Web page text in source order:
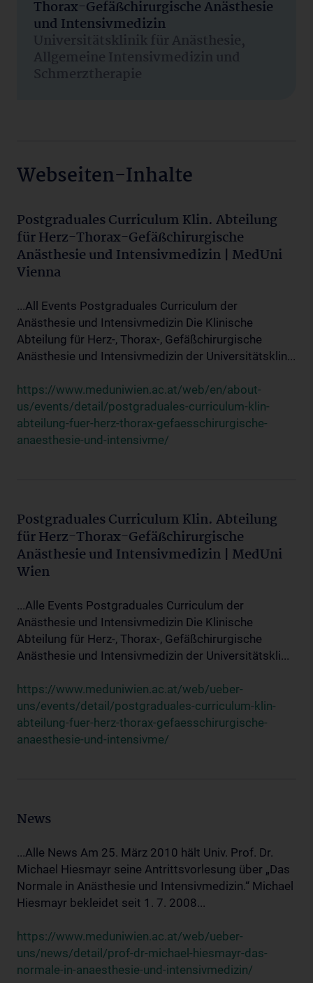
Thorax-Gefäßchirurgische Anästhesie
und Intensivmedizin
Universitätsklinik für Anästhesie,
Allgemeine Intensivmedizin und
Schmerztherapie
Webseiten-Inhalte
Postgraduales Curriculum Klin. Abteilung
für Herz-Thorax-Gefäßchirurgische
Anästhesie und Intensivmedizin | MedUni
Vienna
...All Events Postgraduales Curriculum der
Anästhesie und Intensivmedizin Die Klinische
Abteilung für Herz-, Thorax-, Gefäßchirurgische
Anästhesie und Intensivmedizin der Universitätsklin...
https://www.meduniwien.ac.at/web/en/about-
us/events/detail/postgraduales-curriculum-klin-
abteilung-fuer-herz-thorax-gefaesschirurgische-
anaesthesie-und-intensivme/
Postgraduales Curriculum Klin. Abteilung
für Herz-Thorax-Gefäßchirurgische
Anästhesie und Intensivmedizin | MedUni
Wien
...Alle Events Postgraduales Curriculum der
Anästhesie und Intensivmedizin Die Klinische
Abteilung für Herz-, Thorax-, Gefäßchirurgische
Anästhesie und Intensivmedizin der Universitätskli...
https://www.meduniwien.ac.at/web/ueber-
uns/events/detail/postgraduales-curriculum-klin-
abteilung-fuer-herz-thorax-gefaesschirurgische-
anaesthesie-und-intensivme/
News
...Alle News Am 25. März 2010 hält Univ. Prof. Dr.
Michael Hiesmayr seine Antrittsvorlesung über „Das
Normale in Anästhesie und Intensivmedizin.“ Michael
Hiesmayr bekleidet seit 1. 7. 2008...
https://www.meduniwien.ac.at/web/ueber-
uns/news/detail/prof-dr-michael-hiesmayr-das-
normale-in-anaesthesie-und-intensivmedizin/